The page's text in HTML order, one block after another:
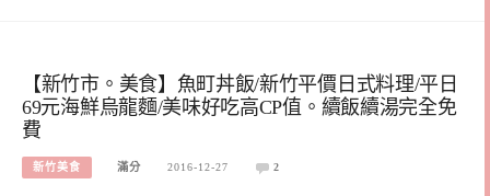
【新竹市。美食】魚町丼飯/新竹平價日式料理/平日
69元海鮮烏龍麵/美味好吃高CP值。續飯續湯完全免
費
新竹美食 滿分 2016-12-27 2